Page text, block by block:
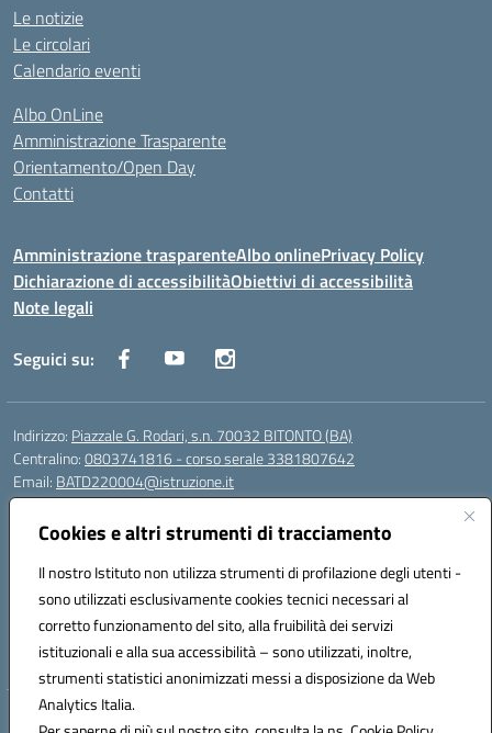
Cookies e altri strumenti di tracciamento
Il nostro Istituto non utilizza strumenti di profilazione degli utenti -
sono utilizzati esclusivamente cookies tecnici necessari al
corretto funzionamento del sito, alla fruibilità dei servizi
istituzionali e alla sua accessibilità – sono utilizzati, inoltre,
strumenti statistici anonimizzati messi a disposizione da Web
Analytics Italia.
Le notizie
Le circolari
Calendario eventi
Albo OnLine
Amministrazione Trasparente
Orientamento/Open Day
Contatti
Amministrazione trasparenteAlbo onlinePrivacy Policy
Dichiarazione di accessibilitàObiettivi di accessibilità
Note legali
Seguici su:
Indirizzo: Piazzale G. Rodari, s.n. 70032 BITONTO (BA)
Centralino:0803741816 - corso serale 3381807642
Email: BATD220004@istruzione.it
Posta elettronica certificata (PEC):batd220004@pec.istruzione.it
Codice fiscale: 93062840728
Codice meccanografico:BATD220004
Codice Indice delle Pubbliche Amministrazioni (IPA): itcvg
Codice unico di fatturazione (CUF): UFIJVU
la scuola è raggiungibile anche al numero: ☎️ 3520316918
Hosting & Powered by 3D Solution S.r.l.